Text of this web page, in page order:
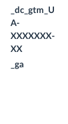
_dc_gtm_U
A-
XXXXXXX-
XX
_ga